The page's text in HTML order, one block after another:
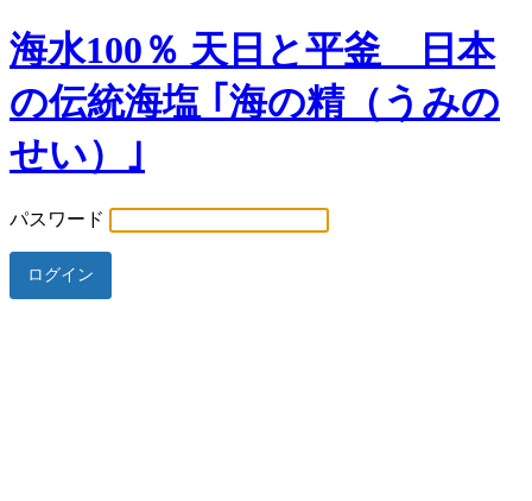
海水100％ 天日と平釜 日本
の伝統海塩 ｢海の精（うみの
せい）｣
パスワード